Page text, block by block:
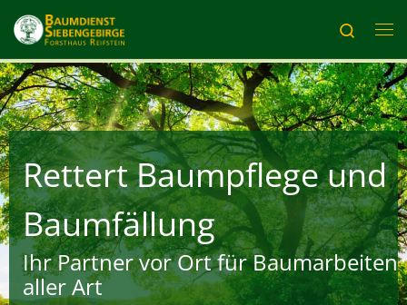
Zum Inhalt springen
Search
Rettert Baumpflege und
Baumfällung
Ihr Partner vor Ort für Baumarbeiten
aller Art